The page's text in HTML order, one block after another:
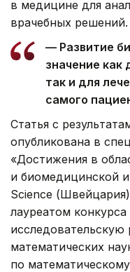
в медицине для
врачебных решений.
— Развитие
значение как
так и для
самого
Статья с
опубликована в
«Достижения в
и биомедицинской
Science
лауреатом
исследовательскую
математических
по